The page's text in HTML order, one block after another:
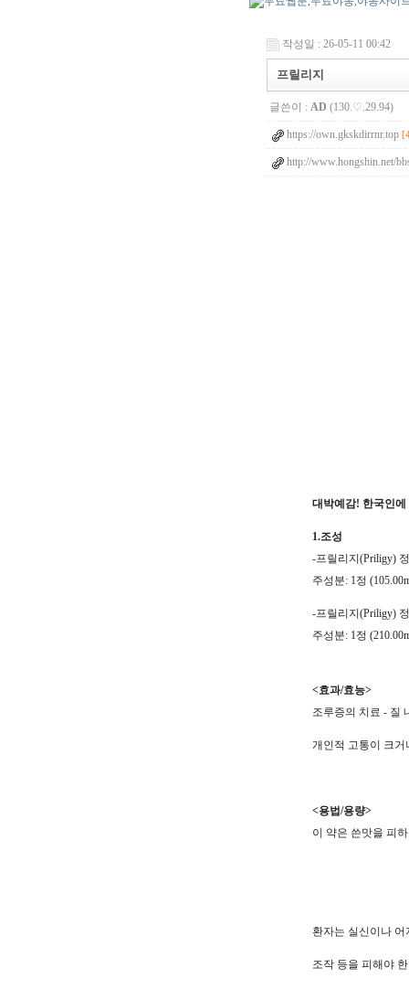
작성일 : 26-05-11 00:42
프릴리지
글쓴이 : AD (130.♡.29.94)
https://own.gkskdirrnr.top
http://www.hongshin.net/
대박예감! 한국인
1.조성
-프릴리지(Priligy)
주성분: 1정
-프릴리지(Priligy)
주성분: 1정
<효과/효능>
조루증의 치료 - 질
개인적 고통이 크
<용법/용량>
이 약은 쓴맛을 피
환자는 실신이나
조작 등을 피해야